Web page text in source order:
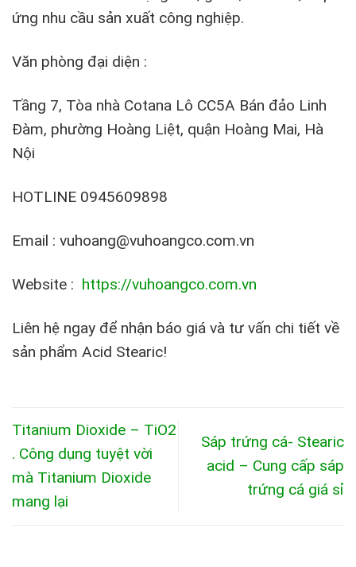
ứng nhu cầu sản xuất công nghiệp.
Văn phòng đại diện :
Tầng 7, Tòa nhà Cotana Lô CC5A Bán đảo Linh
Đàm, phường Hoàng Liệt, quận Hoàng Mai, Hà
Nội
HOTLINE 0945609898
Email : vuhoang@vuhoangco.com.vn
Website : https://vuhoangco.com.vn
Liên hệ ngay để nhận báo giá và tư vấn chi tiết về
sản phẩm Acid Stearic!
Titanium Dioxide – TiO2
. Công dụng tuyệt vời
mà Titanium Dioxide
mang lại
Sáp trứng cá- Stearic
acid – Cung cấp sáp
trứng cá giá sỉ